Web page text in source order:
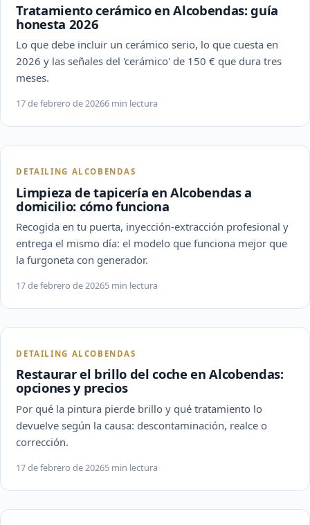
Tratamiento cerámico en Alcobendas: guía
honesta 2026
Lo que debe incluir un cerámico serio, lo que cuesta en
2026 y las señales del 'cerámico' de 150 € que dura tres
meses.
17 de febrero de 20266 min lectura
DETAILING ALCOBENDAS
Limpieza de tapicería en Alcobendas a
domicilio: cómo funciona
Recogida en tu puerta, inyección-extracción profesional y
entrega el mismo día: el modelo que funciona mejor que
la furgoneta con generador.
17 de febrero de 20265 min lectura
DETAILING ALCOBENDAS
Restaurar el brillo del coche en Alcobendas:
opciones y precios
Por qué la pintura pierde brillo y qué tratamiento lo
devuelve según la causa: descontaminación, realce o
corrección.
17 de febrero de 20265 min lectura